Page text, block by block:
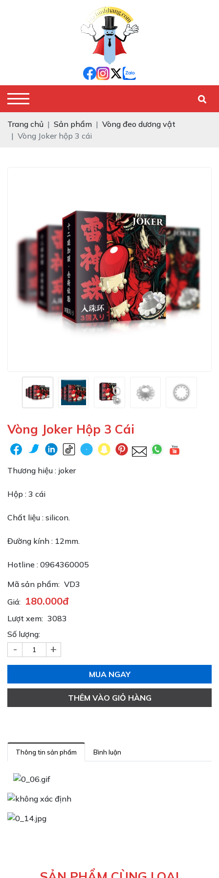
Trang chủ Sản phẩm
Vòng đeo dương vật
Vòng Joker hộp 3 cái
Vòng Joker Hộp 3 Cái
Thương hiệu : joker
Hộp : 3 cái
Chất liệu : silicon.
Đường kính : 12mm.
Hotline : 0964360005
Mã sản phẩm: VD3
Giá: 180.000đ
Lượt xem: 3083
Số lượng:
- +
MUA NGAY
THÊM VÀO GIỎ HÀNG
Thông tin sản phẩm Bình luận